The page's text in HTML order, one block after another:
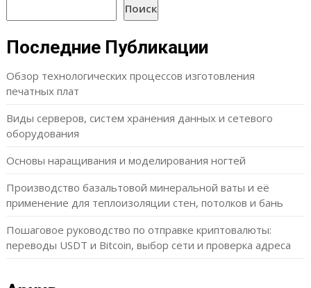
Поиск
Последние Публикации
Обзор технологических процессов изготовления
печатных плат
Виды серверов, систем хранения данных и сетевого
оборудования
Основы наращивания и моделирования ногтей
Производство базальтовой минеральной ваты и её
применение для теплоизоляции стен, потолков и бань
Пошаговое руководство по отправке криптовалюты:
переводы USDT и Bitcoin, выбор сети и проверка адреса